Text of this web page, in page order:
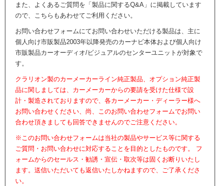
また、よくあるご質問を「製品に関するQ&A」に掲載しています
ので、こちらもあわせてご利用ください。
お問い合わせフォームにてお問い合わせいただける製品は、主に
個人向け市販製品2003年以降発売のカーナビ本体および個人向け
市販製品カーオーディオ/ビジュアルのセンターユニットが対象で
す。
クラリオン製のカーメーカーライン純正製品、オプション純正製
品に関しましては、カーメーカーからの要請を受けた仕様で設
計・製造されておりますので、各カーメーカー・ディーラー様へ
お問い合わせください、尚、このお問い合わせフォームでお問い
合わせ頂きましても回答できませんのでご注意ください。
※このお問い合わせフォームは当社の製品やサービス等に関する
ご質問・お問い合わせに対応することを目的としたものです。 フ
ォームからのセールス・勧誘・宣伝・取次等は固くお断りいたし
ます。送信いただいても返信いたしかねますので、ご了承くださ
い。